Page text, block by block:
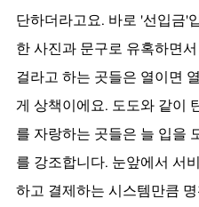
단하더라고요. 바로 '선입금'
한 사진과 문구로 유혹하면
걸라고 하는 곳들은 열이면
게 상책이에요. 도도와 같이
를 자랑하는 곳들은 늘 입을
를 강조합니다. 눈앞에서 서
하고 결제하는 시스템만큼 명